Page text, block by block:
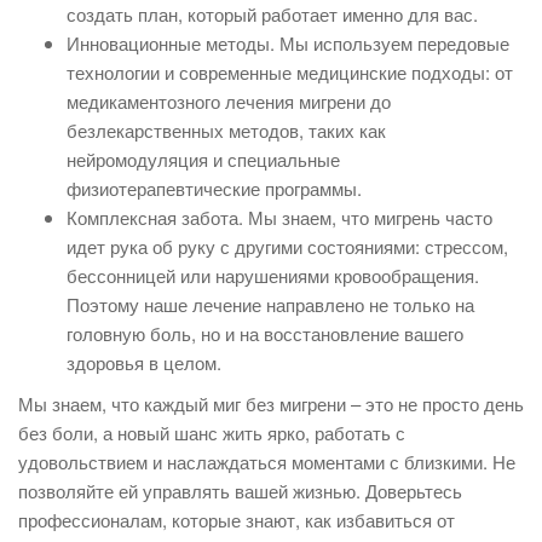
создать план, который работает именно для вас.
Инновационные методы. Мы используем передовые
технологии и современные медицинские подходы: от
медикаментозного лечения мигрени до
безлекарственных методов, таких как
нейромодуляция и специальные
физиотерапевтические программы.
Комплексная забота. Мы знаем, что мигрень часто
идет рука об руку с другими состояниями: стрессом,
бессонницей или нарушениями кровообращения.
Поэтому наше лечение направлено не только на
головную боль, но и на восстановление вашего
здоровья в целом.
Мы знаем, что каждый миг без мигрени – это не просто день
без боли, а новый шанс жить ярко, работать с
удовольствием и наслаждаться моментами с близкими. Не
позволяйте ей управлять вашей жизнью. Доверьтесь
профессионалам, которые знают, как избавиться от